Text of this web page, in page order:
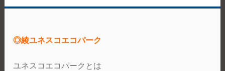
◎綾ユネスコエコパーク
ユネスコエコパークとは